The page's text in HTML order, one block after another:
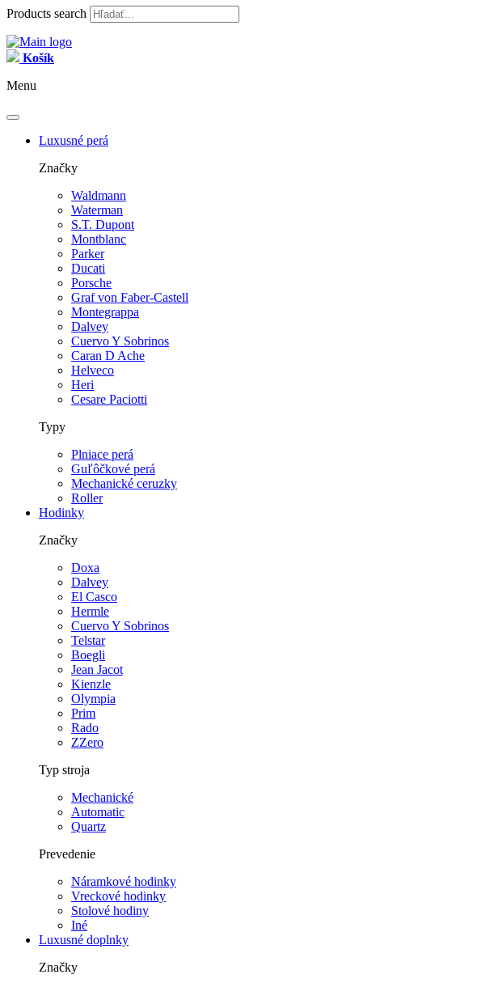
Products search
Košík
Menu
Luxusné perá
Značky
Waldmann
Waterman
S.T. Dupont
Montblanc
Parker
Ducati
Porsche
Graf von Faber-Castell
Montegrappa
Dalvey
Cuervo Y Sobrinos
Caran D Ache
Helveco
Heri
Cesare Paciotti
Typy
Plniace perá
Guľôčkové perá
Mechanické ceruzky
Roller
Hodinky
Značky
Doxa
Dalvey
El Casco
Hermle
Cuervo Y Sobrinos
Telstar
Boegli
Jean Jacot
Kienzle
Olympia
Prim
Rado
ZZero
Typ stroja
Mechanické
Automatic
Quartz
Prevedenie
Náramkové hodinky
Vreckové hodinky
Stolové hodiny
Iné
Luxusné doplnky
Značky